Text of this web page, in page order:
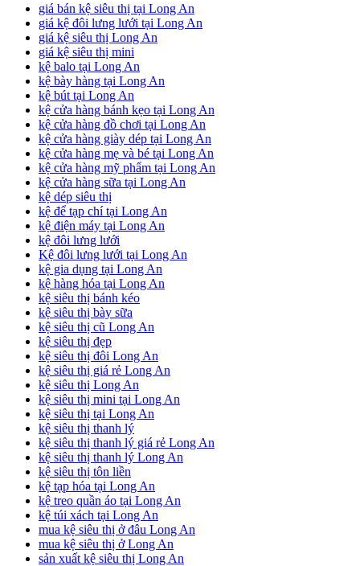
giá bán kệ siêu thị tại Long An
giá kệ đôi lưng lưới tại Long An
giá kệ siêu thị Long An
giá kệ siêu thị mini
kệ balo tại Long An
kệ bày hàng tại Long An
kệ bút tại Long An
kệ cửa hàng bánh kẹo tại Long An
kệ cửa hàng đồ chơi tại Long An
kệ cửa hàng giày dép tại Long An
kệ cửa hàng mẹ và bé tại Long An
kệ cửa hàng mỹ phẩm tại Long An
kệ cửa hàng sữa tại Long An
kệ dép siêu thị
kệ để tạp chí tại Long An
kệ điện máy tại Long An
kệ đôi lưng lưới
Kệ đôi lưng lưới tại Long An
kệ gia dụng tại Long An
kệ hàng hóa tại Long An
kệ siêu thị bánh kéo
kệ siêu thị bày sữa
kệ siêu thị cũ Long An
kệ siêu thị đẹp
kệ siêu thị đôi Long An
kệ siêu thị giá rẻ Long An
kệ siêu thị Long An
kệ siêu thị mini tại Long An
kệ siêu thị tại Long An
kệ siêu thị thanh lý
kệ siêu thị thanh lý giá rẻ Long An
kệ siêu thị thanh lý Long An
kệ siêu thị tôn liền
kệ tạp hóa tại Long An
kệ treo quần áo tại Long An
kệ túi xách tại Long An
mua kệ siêu thị ở đâu Long An
mua kệ siêu thị ở Long An
sản xuất kệ siêu thị Long An